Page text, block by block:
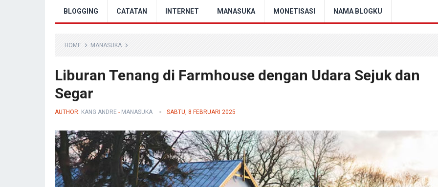
BLOGGING CATATAN INTERNET MANASUKA MONETISASI NAMA BLOGKU
HOME MANASUKA
Liburan Tenang di Farmhouse dengan Udara Sejuk dan
Segar
AUTHOR: KANG ANDRE - MANASUKA SABTU, 8 FEBRUARI 2025